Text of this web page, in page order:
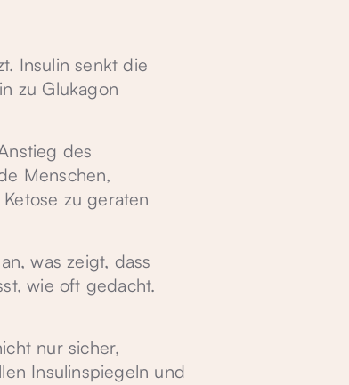
Insulin senkt die
zu Glukagon
des
Menschen,
zu geraten
was zeigt, dass
wie oft gedacht.
nur sicher,
Insulinspiegeln und